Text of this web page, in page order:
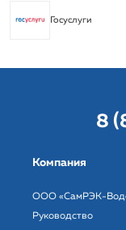
Госуслуги
8
Компания
ООО «СамРЭК-
Руководство